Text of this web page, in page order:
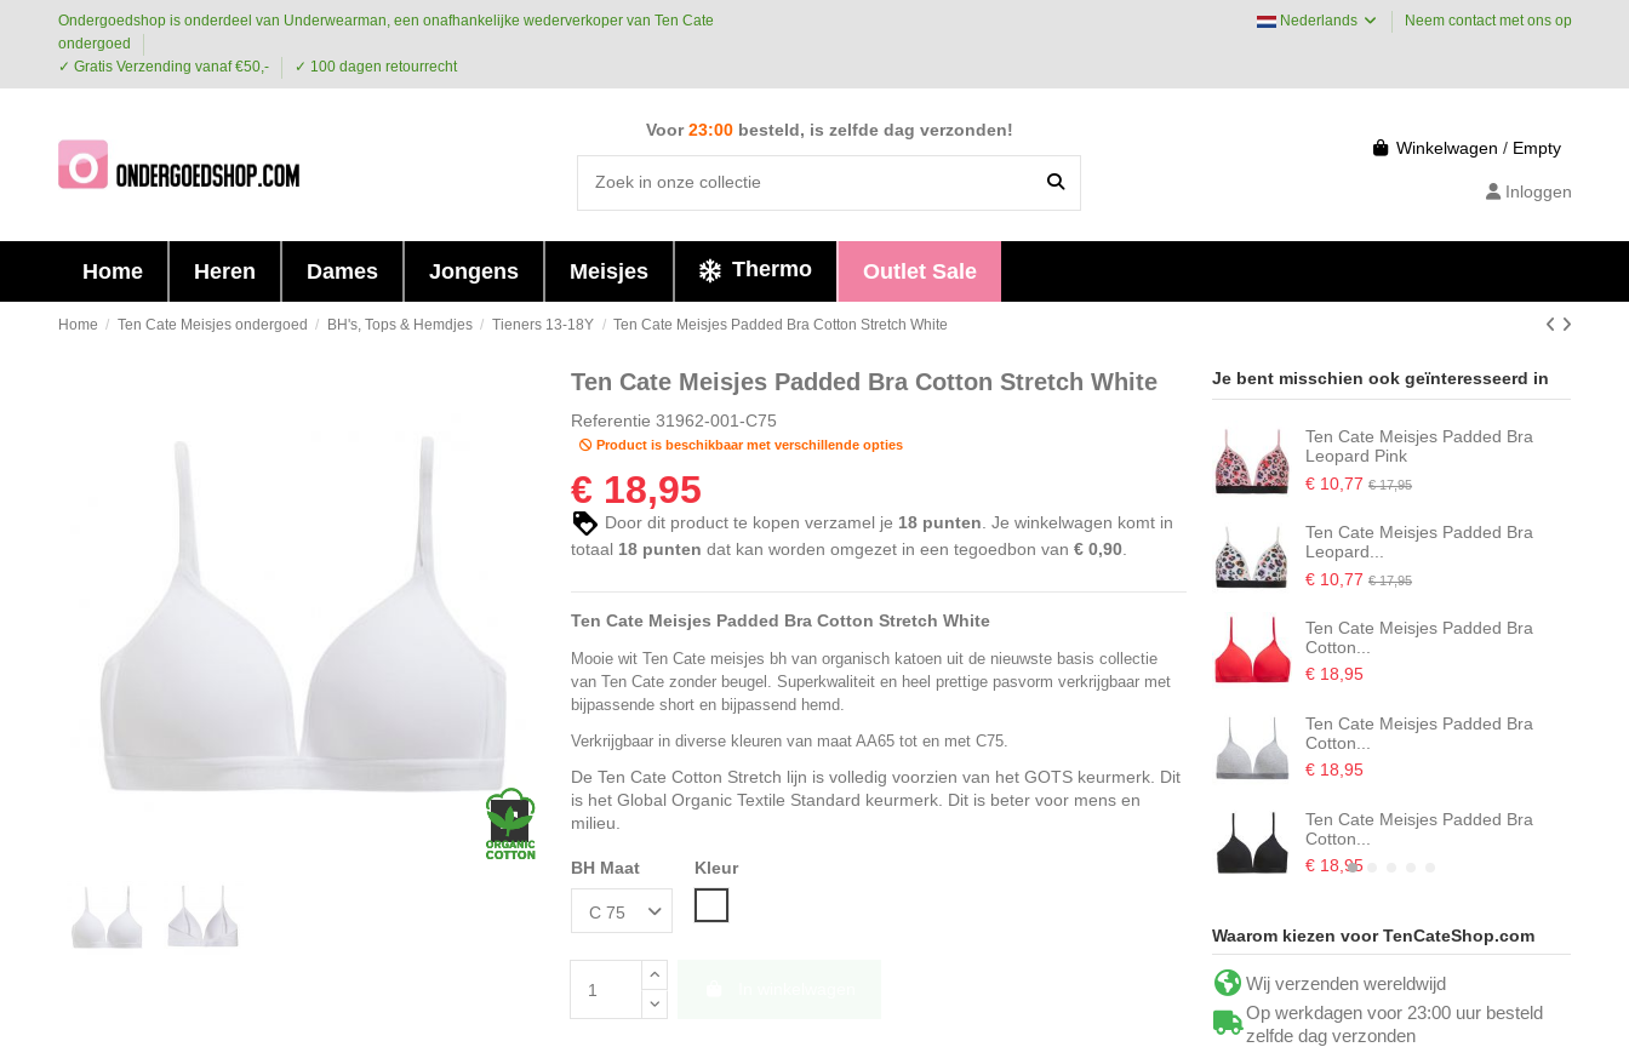
Ondergoedshop is onderdeel van Underwearman, een onafhankelijke wederverkoper van Ten Cate
ondergoed
✓ Gratis Verzending vanaf €50,-
✓ 100 dagen retourrecht
Nederlands Neem contact met ons op
Voor 23:00 besteld, is zelfde dag verzonden!
Winkelwagen / Empty
Inloggen
Home Heren Dames Jongens Meisjes Thermo Outlet Sale
Home Ten Cate Meisjes ondergoed BH's, Tops & Hemdjes Tieners 13-18Y Ten Cate Meisjes Padded Bra Cotton Stretch White
Ten Cate Meisjes Padded Bra Cotton Stretch White
Referentie 31962-001-C75
Product is beschikbaar met verschillende opties
€ 18,95
Door dit product te kopen verzamel je 18 punten . Je winkelwagen komt in
totaal 18punten dat kan worden omgezet in een tegoedbon van € 0,90.
Ten Cate Meisjes Padded Bra Cotton Stretch White
Mooie wit Ten Cate meisjes bh van organisch katoen uit de nieuwste basis collectie
van Ten Cate zonder beugel. Superkwaliteit en heel prettige pasvorm verkrijgbaar met
bijpassende short en bijpassend hemd.
Verkrijgbaar in diverse kleuren van maat AA65 tot en met C75.
De Ten Cate Cotton Stretch lijn is volledig voorzien van het GOTS keurmerk. Dit
is het Global Organic Textile Standard keurmerk. Dit is beter voor mens en
milieu.
BH Maat
Kleur
Je bent misschien ook geïnteresseerd in
Ten Cate Meisjes Padded Bra
Leopard Pink
€ 10,77 € 17,95
Ten Cate Meisjes Padded Bra
Leopard...
€ 10,77 € 17,95
Ten Cate Meisjes Padded Bra
Cotton...
€ 18,95
Ten Cate Meisjes Padded Bra
Cotton...
€ 18,95
Ten Cate Meisjes Padded Bra
Cotton...
€ 18,95
Waarom kiezen voor TenCateShop.com
Wij verzenden wereldwijd
Op werkdagen voor 23:00 uur besteld
zelfde dag verzonden